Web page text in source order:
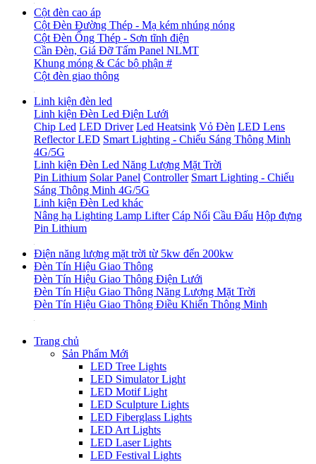
Cột đèn cao áp
Cột Đèn Đường Thép - Mạ kém nhúng nóng
Cột Đèn Ống Thép - Sơn tĩnh điện
Cần Đèn, Giá Đỡ Tấm Panel NLMT
Khung móng & Các bộ phận #
Cột đèn giao thông
Linh kiện đèn led
Linh kiện Đèn Led Điện Lưới
Chip Led LED Driver Led Heatsink Vỏ Đèn LED Lens
Reflector LED Smart Lighting - Chiếu Sáng Thông Minh
4G/5G
Linh kiện Đèn Led Năng Lượng Mặt Trời
Pin Lithium Solar Panel Controller Smart Lighting - Chiếu
Sáng Thông Minh 4G/5G
Linh kiện Đèn Led khác
Nâng hạ Lighting Lamp Lifter Cáp Nối Cầu Đấu Hộp đựng
Pin Lithium
Điện năng lượng mặt trời từ 5kw đến 200kw
Đèn Tín Hiệu Giao Thông
Đèn Tín Hiệu Giao Thông Điện Lưới
Đèn Tín Hiệu Giao Thông Năng Lượng Mặt Trời
Đèn Tín Hiệu Giao Thông Điều Khiển Thông Minh
Trang chủ
Sản Phẩm Mới
LED Tree Lights
LED Simulator Light
LED Motif Light
LED Sculpture Lights
LED Fiberglass Lights
LED Art Lights
LED Laser Lights
LED Festival Lights